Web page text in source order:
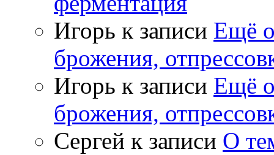
Игорь к записи Ещё
брожения,
Игорь к записи Ещё
брожения,
Сергей к записи О